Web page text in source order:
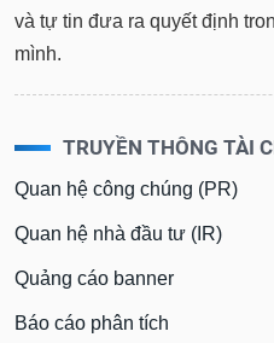
và tự tin đưa ra quyết định
mình.
TRUYỀN THÔNG TÀI
Quan hệ công chúng (PR)
Quan hệ nhà đầu tư (IR)
Quảng cáo banner
Báo cáo phân tích